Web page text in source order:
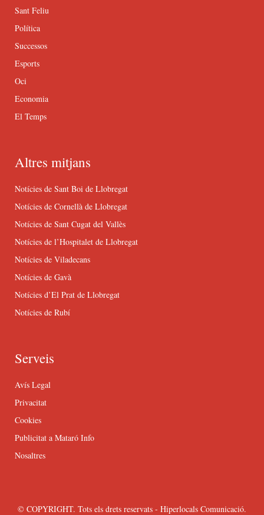
Sant Feliu
Política
Successos
Esports
Oci
Economia
El Temps
Altres mitjans
Notícies de Sant Boi de Llobregat
Notícies de Cornellà de Llobregat
Notícies de Sant Cugat del Vallès
Notícies de l’Hospitalet de Llobregat
Notícies de Viladecans
Notícies de Gavà
Notícies d’El Prat de Llobregat
Notícies de Rubí
Serveis
Avís Legal
Privacitat
Cookies
Publicitat a Mataró Info
Nosaltres
© COPYRIGHT. Tots els drets reservats - Hiperlocals Comunicació.